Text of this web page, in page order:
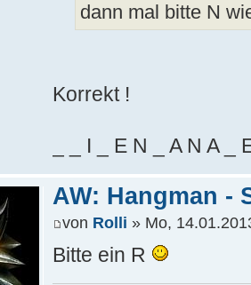
dann mal bitte N
Korrekt !
_ _ I _ E N _ A N A _
AW: Hangman -
von Rolli » Mo,
Bitte ein R